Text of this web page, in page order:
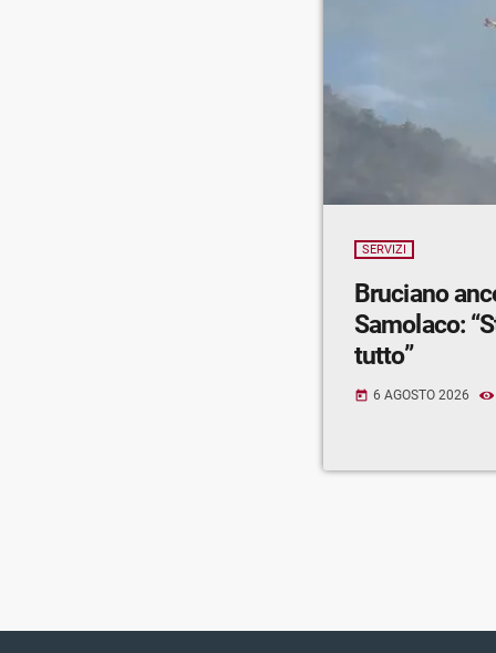
SERVIZI
Bruciano
Samolaco:
tutto”
today 6 AGOSTO 2026